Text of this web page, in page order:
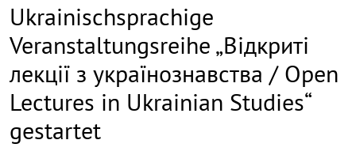
Ukrainischsprachige
Veranstaltungsreihe „Відкриті
лекції з українознавства / Open
Lectures in Ukrainian Studies“
gestartet